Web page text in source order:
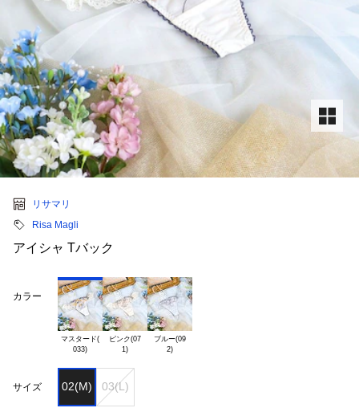
リサマリ
Risa Magli
アイシャ Tバック
カラー
マスタード(
ピンク(07
ブルー(09
サイズ 02(M) 03(L)